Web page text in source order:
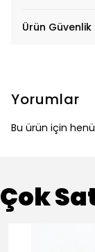
Ürün Güvenlik
Yorumlar
Bu ürün için
Çok